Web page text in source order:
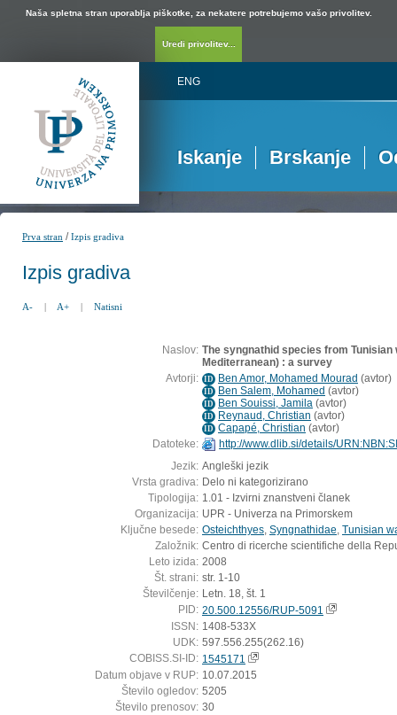
Naša spletna stran uporablja piškotke, za nekatere potrebujemo vašo privolitev.
Uredi privolitev...
ENG
Iskanje Brskanje
Prva stran /Izpis gradiva
Izpis gradiva
A- | A+ | Natisni
Naslov: The syngnathid species from Tunisian
Mediterranean) : a survey
Avtorji: ID Ben Amor, Mohamed Mourad (avtor)
ID Ben Salem, Mohamed (avtor)
ID Ben Souissi, Jamila (avtor)
ID Reynaud, Christian (avtor)
ID Capapé, Christian (avtor)
Datoteke:
http://www.dlib.si/details/
Jezik: Angleški jezik
Vrsta gradiva: Delo ni kategorizirano
Tipologija: 1.01 - Izvirni znanstveni članek
Organizacija: UPR - Univerza na Primorskem
Ključne besede: Osteichthyes Syngnathidae Tunisian
Založnik: Centro di ricerche scientifiche della
Leto izida: 2008
Št. strani: str. 1-10
Številčenje: Letn. 18, št. 1
PID: 20.500.12556/RUP-5091
ISSN: 1408-533X
UDK: 597.556.255(262.16)
COBISS.SI-ID: 1545171
Datum objave v RUP: 10.07.2015
Število ogledov: 5205
Število prenosov: 30